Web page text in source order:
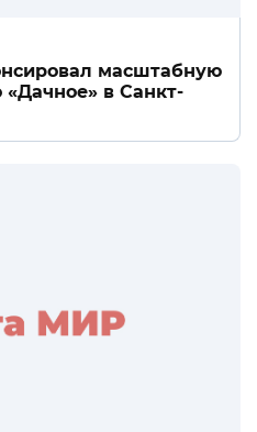
масштабную
в Санкт-